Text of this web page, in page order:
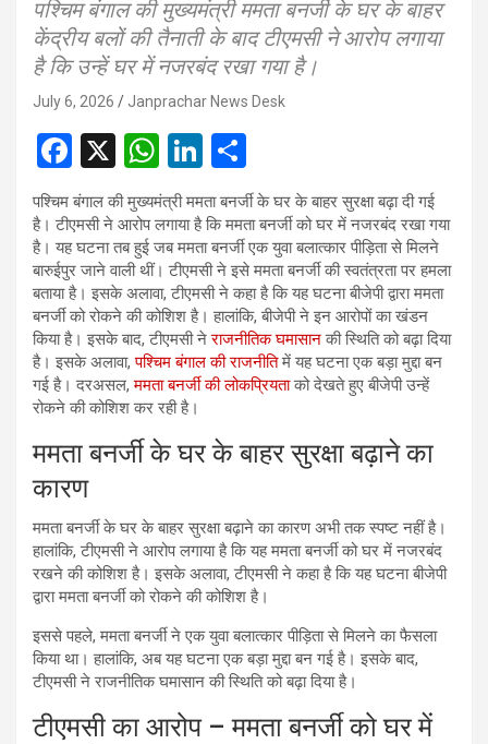
पश्चिम बंगाल की मुख्यमंत्री ममता बनर्जी के घर के बाहर
केंद्रीय बलों की तैनाती के बाद टीएमसी ने आरोप लगाया
है कि उन्हें घर में नजरबंद रखा गया है।
July 6, 2026 Janprachar News Desk
F
a
ce
b
o
o
k
X
W
h
at
s
A
p
p
Li
ke
dI
n
h
ar
e
पश्चिम बंगाल की मुख्यमंत्री ममता बनर्जी के घर के बाहर सुरक्षा बढ़ा दी गई
है। टीएमसी ने आरोप लगाया है कि ममता बनर्जी को घर में नजरबंद रखा गया
है। यह घटना तब हुई जब ममता बनर्जी एक युवा बलात्कार पीड़िता से मिलने
बारुईपुर जाने वाली थीं। टीएमसी ने इसे ममता बनर्जी की स्वतंत्रता पर हमला
बताया है। इसके अलावा, टीएमसी ने कहा है कि यह घटना बीजेपी द्वारा ममता
बनर्जी को रोकने की कोशिश है। हालांकि, बीजेपी ने इन आरोपों का खंडन
किया है। इसके बाद, टीएमसी नेराजनीतिक घमासानकी स्थिति को बढ़ा दिया
है। इसके अलावा,पश्चिम बंगाल की राजनीतिमें यह घटना एक बड़ा मुद्दा बन
गई है। दरअसल,ममता बनर्जी की लोकप्रियताको देखते हुए बीजेपी उन्हें
रोकने की कोशिश कर रही है।
ममता बनर्जी के घर के बाहर सुरक्षा बढ़ाने का
कारण
ममता बनर्जी के घर के बाहर सुरक्षा बढ़ाने का कारण अभी तक स्पष्ट नहीं है।
हालांकि, टीएमसी ने आरोप लगाया है कि यह ममता बनर्जी को घर में नजरबंद
रखने की कोशिश है। इसके अलावा, टीएमसी ने कहा है कि यह घटना बीजेपी
द्वारा ममता बनर्जी को रोकने की कोशिश है।
इससे पहले, ममता बनर्जी ने एक युवा बलात्कार पीड़िता से मिलने का फैसला
किया था। हालांकि, अब यह घटना एक बड़ा मुद्दा बन गई है। इसके बाद,
टीएमसी ने राजनीतिक घमासान की स्थिति को बढ़ा दिया है।
टीएमसी का आरोप – ममता बनर्जी को घर में